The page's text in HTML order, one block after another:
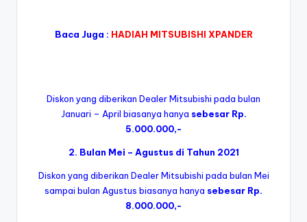
Baca Juga : HADIAH MITSUBISHI XPANDER
Diskon yang diberikan Dealer Mitsubishi pada bulan
Januari – April biasanya hanya sebesar Rp.
5.000.000,-
2. Bulan Mei – Agustus di Tahun 2021
Diskon yang diberikan Dealer Mitsubishi pada bulan Mei
sampai bulan Agustus biasanya hanya sebesar Rp.
8.000.000,-